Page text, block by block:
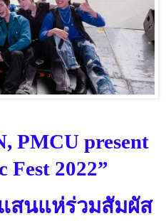
PMCU present
Fest 2022”
นแห่ร่วมสัมผัส